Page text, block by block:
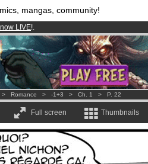
mangas, community!
LIVE!.
from3.95 eurosper month !Get membership
and 1000 comics & mangas!.
> Romance > -1+3 > Ch. 1 > P. 22
Full screen Thumbnails